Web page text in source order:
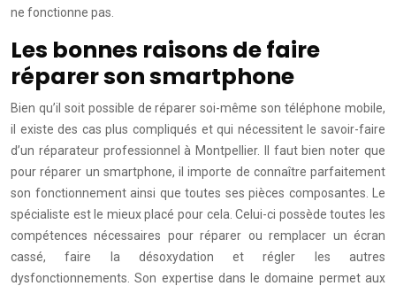
ne fonctionne pas.
Les bonnes raisons de faire
réparer son smartphone
Bien qu’il soit possible de réparer soi-même son téléphone mobile,
il existe des cas plus compliqués et qui nécessitent le savoir-faire
d’un réparateur professionnel à Montpellier. Il faut bien noter que
pour réparer un smartphone, il importe de connaître parfaitement
son fonctionnement ainsi que toutes ses pièces composantes. Le
spécialiste est le mieux placé pour cela. Celui-ci possède toutes les
compétences nécessaires pour réparer ou remplacer un écran
cassé, faire la désoxydation et régler les autres
dysfonctionnements. Son expertise dans le domaine permet aux